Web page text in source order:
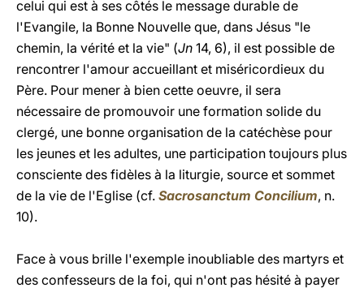
celui qui est à ses côtés le message durable de
l'Evangile, la Bonne Nouvelle que, dans Jésus "le
chemin, la vérité et la vie" (Jn 14, 6), il est possible de
rencontrer l'amour accueillant et miséricordieux du
Père. Pour mener à bien cette oeuvre, il sera
nécessaire de promouvoir une formation solide du
clergé, une bonne organisation de la catéchèse pour
les jeunes et les adultes, une participation toujours plus
consciente des fidèles à la liturgie, source et sommet
de la vie de l'Eglise (cf. Sacrosanctum Concilium, n.
10).
Face à vous brille l'exemple inoubliable des martyrs et
des confesseurs de la foi, qui n'ont pas hésité à payer